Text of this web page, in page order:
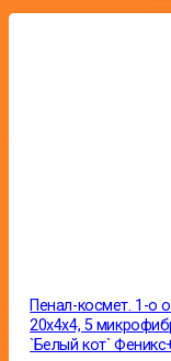
Пенал-космет. 1-о
20х4х4, 5
`Белый кот`